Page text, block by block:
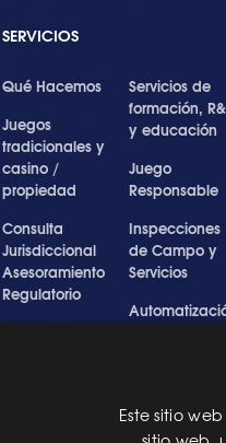
SERVICIOS
Qué Hacemos
Juegos
tradicionales y
casino /
propiedad
Consulta
Jurisdiccional
Asesoramiento
Regulatorio
Servicios de
formación,
y educación
Juego
Responsable
Inspecciones
de Campo y
Servicios
Profesionales
Este sitio